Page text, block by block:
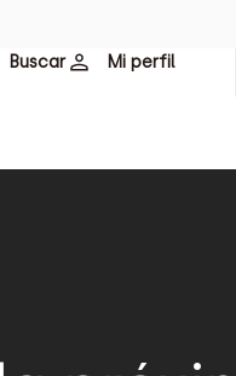
Buscar Mi perfil